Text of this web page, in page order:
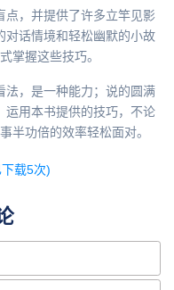
点，并提供了许多立竿见影
对话情境和轻松幽默的小故
掌握这些技巧。
法，是一种能力；说的圆满
运用本书提供的技巧，不论
半功倍的效率轻松面对。
载5次)